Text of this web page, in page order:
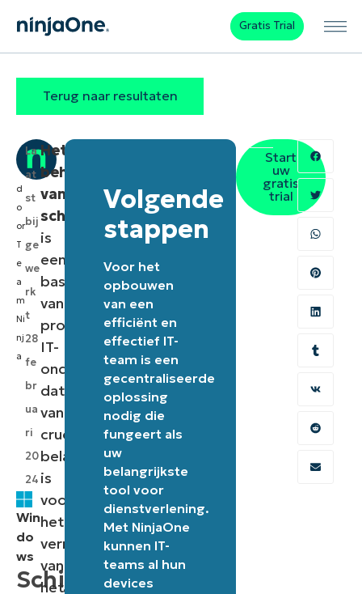
Gratis Trial
Terug naar resultaten
Win
do
ws
Schijfruimte
d
o
or
T
e
a
m
Ni
nj
a
La
at
st
bij
ge
we
rk
t
28
fe
br
ua
ri
20
24
Het
beheren
van
schijfruimte
is
een
basisonderdeel
van
proactieve
IT-
ondersteuning,
dat
van
cruciaal
belang
is
voor
het
verminderen
van
het
Volgende
stappen
Voor het
opbouwen
van een
efficiënt en
effectief IT-
team is een
gecentraliseerde
oplossing
nodig die
fungeert als
uw
belangrijkste
tool voor
dienstverlening.
Met NinjaOne
kunnen IT-
teams al hun
devices
Start
uw
gratis
trial